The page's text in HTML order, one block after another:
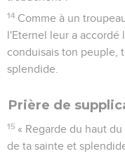
14 Comme à un
l'Eternel leur a accordé
conduisais ton peuple,
splendide.
Prière de
15 « Regarde du haut
de ta sainte et